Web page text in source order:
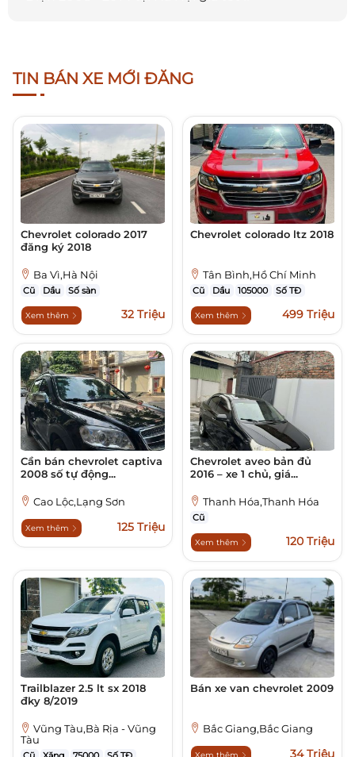
TIN BÁN XE MỚI ĐĂNG
Chevrolet colorado 2017
đăng ký 2018
Ba Vì,Hà Nội
Cũ Dầu Số sàn
Xem thêm 32 Triệu
Chevrolet colorado ltz 2018
Tân Bình,Hồ Chí Minh
Cũ Dầu 105000 Số TĐ
Xem thêm 499 Triệu
Cần bán chevrolet captiva
2008 số tự động...
Cao Lộc,Lạng Sơn
Xem thêm 125 Triệu
Chevrolet aveo bản đủ
2016 – xe 1 chủ, giá...
Thanh Hóa,Thanh Hóa
Cũ
Xem thêm 120 Triệu
Trailblazer 2.5 lt sx 2018
đky 8/2019
Vũng Tàu,Bà Rịa - Vũng
Tàu
Bán xe van chevrolet 2009
Bắc Giang,Bắc Giang
34 Triệu